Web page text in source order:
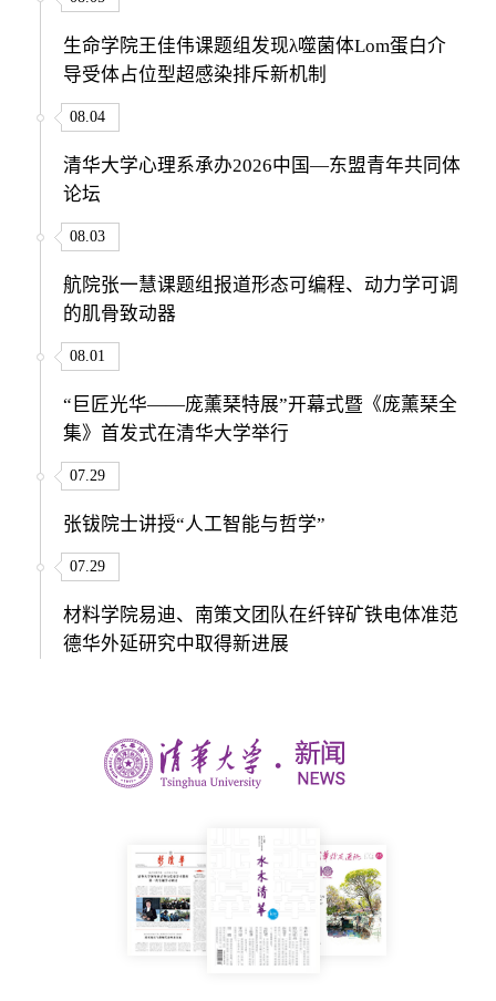
生命学院王佳伟课题组发现λ噬菌体Lom蛋白介
导受体占位型超感染排斥新机制
08.04
清华大学心理系承办2026中国—东盟青年共同体
论坛
08.03
航院张一慧课题组报道形态可编程、动力学可调
的肌骨致动器
08.01
“巨匠光华——庞薰琹特展”开幕式暨《庞薰琹全
集》首发式在清华大学举行
07.29
张钹院士讲授“人工智能与哲学”
07.29
材料学院易迪、南策文团队在纤锌矿铁电体准范
德华外延研究中取得新进展